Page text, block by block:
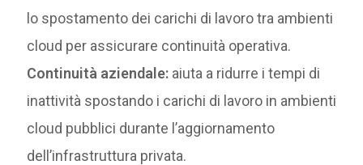
lo spostamento dei carichi di lavoro tra ambienti
cloud per assicurare continuità operativa.
Continuità aziendale: aiuta a ridurre i tempi di
inattività spostando i carichi di lavoro in ambienti
cloud pubblici durante l’aggiornamento
dell’infrastruttura privata.